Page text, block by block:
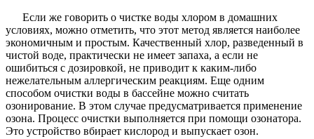
Если же говорить о чистке воды хлором в домашних
условиях, можно отметить, что этот метод является наиболее
экономичным и простым. Качественный хлор, разведенный в
чистой воде, практически не имеет запаха, а если не
ошибиться с дозировкой, не приводит к каким-либо
нежелательным аллергическим реакциям. Еще одним
способом очистки воды в бассейне можно считать
озонирование. В этом случае предусматривается применение
озона. Процесс очистки выполняется при помощи озонатора.
Это устройство вбирает кислород и выпускает озон.